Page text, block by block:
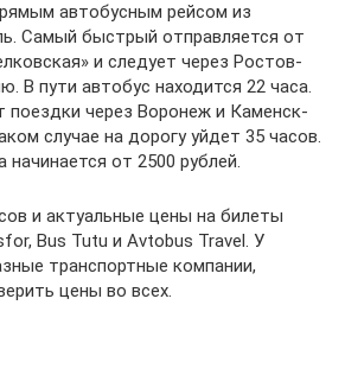
автобусным рейсом из
Самый быстрый отправляется от
и следует через Ростов-
В пути автобус находится 22 часа.
поездки через Воронеж и Каменск-
случае на дорогу уйдет 35 часов.
от 2500 рублей.
и актуальные цены на билеты
Bus Tutu и Avtobus Travel. У
транспортные компании,
цены во всех.